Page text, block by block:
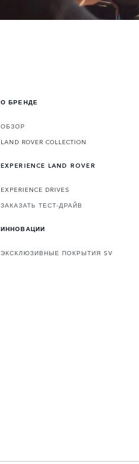
О БРЕНДЕ
ОБЗОР
LAND ROVER COLLECTION
EXPERIENCE LAND ROVER
EXPERIENCE DRIVES
ЗАКАЗАТЬ ТЕСТ-ДРАЙВ
ИННОВАЦИИ
ЭКСКЛЮЗИВНЫЕ ПОКРЫТИЯ SV